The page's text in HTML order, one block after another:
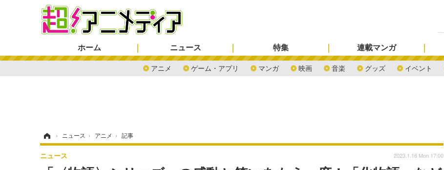
ホーム ニュース
アニメ ゲーム・アプリ マンガ 映画 音楽 グッズ イベント
特集 連載マンガ
› ニュース › アニメ › 記事
ニュース 2023.1.16 Mon 17:00